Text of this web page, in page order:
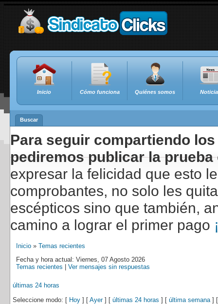
Inicio Cómo funciona Quiénes somos
Buscar
Para seguir compartiendo
pediremos publicar la
expresar la felicidad que esto
comprobantes, no solo les
escépticos sino que también,
camino a lograr el primer pago
Inicio » Temas recientes
Fecha y hora actual: Viernes, 07 Agosto 2026
Temas recientes
Ver mensajes sin respuestas
últimas 24 horas
Seleccione modo: [ Hoy ] [ Ayer] [ últimas 24 horas ] [ última semana]